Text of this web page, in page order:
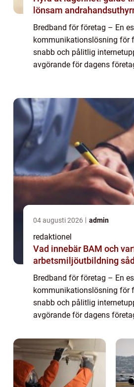
lönsam
Bredband för företag – En
kommunikationslösning för
snabb och pålitlig
avgörande för dagens
datahanter...
04 augusti 2026 admin
redaktionel
Vad innebär BAM och
arbetsmiljöutbildning
Bredband för företag – En
kommunikationslösning för
snabb och pålitlig
avgörande för dagens
möjliggör smidig
datahanter...